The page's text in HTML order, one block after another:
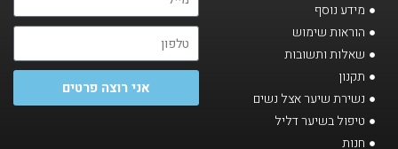
מידע נוסף
הוראות שימוש
שאלות ותשובות
תקנון
נשירת שיער אצל נשים
טיפול בשיער דליל
חנות
אני רוצה פרטים